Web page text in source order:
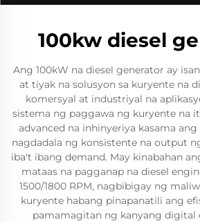
100kw diesel
Ang 100kW na diesel generator ay
at tiyak na solusyon sa kuryente na
komersyal at industriyal na
sistema ng paggawa ng kuryente na
advanced na inhinyeriya kasama
nagdadala ng konsistente na output
iba't ibang demand. May kinabahan
mataas na pagganap na diesel
1500/1800 RPM, nagbibigay ng
kuryente habang pinapanatili ang
pamamagitan ng kanyang digital